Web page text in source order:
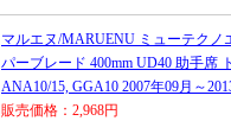
マルエヌ/MARUENU ミューテクノ
パーブレード 400mm UD40 助手席
ANA10/15, GGA10 2007年09月～
販売価格：2,968円